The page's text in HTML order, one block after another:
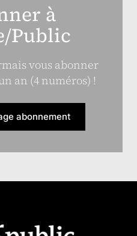
à
Public
vous abonner
an (4 numéros) !
abonnement